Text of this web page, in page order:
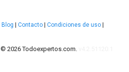
Blog Contacto Condiciones de uso
© 2026 Todoexpertos.com.